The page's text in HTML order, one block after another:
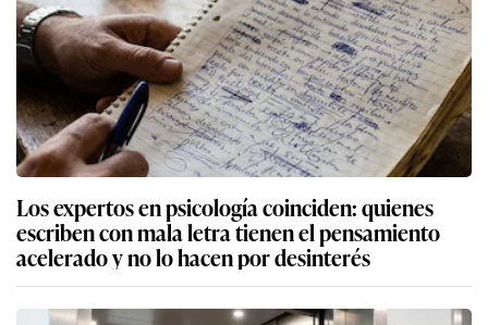
Los expertos en psicología coinciden: quienes
escriben con mala letra tienen el pensamiento
acelerado y no lo hacen por desinterés